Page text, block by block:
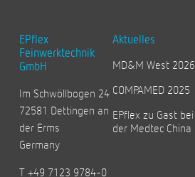
EPflex
Feinwerktechnik
GmbH
Im Schwöllbogen 24
72581 Dettingen an
der Erms
Germany
T +49 7123 9784-0
Aktuelles
MD&M West 2026
COMPAMED 2025
EPflex zu Gast bei
der Medtec China